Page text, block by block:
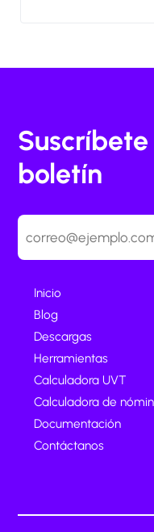
boletín
Inicio
Blog
Descargas
Herramientas
Calculadora UVT
Calculadora de
Documentación
Contáctanos